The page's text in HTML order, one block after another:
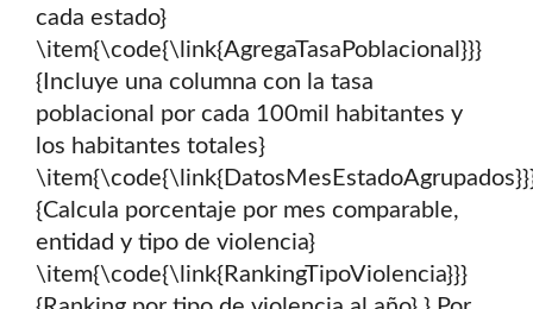
cada estado}
\item{\code{\link{AgregaTasaPoblacional}}}
{Incluye una columna con la tasa
poblacional por cada 100mil habitantes y
los habitantes totales}
{Calcula porcentaje por mes comparable,
entidad y tipo de violencia}
\item{\code{\link{RankingTipoViolencia}}}